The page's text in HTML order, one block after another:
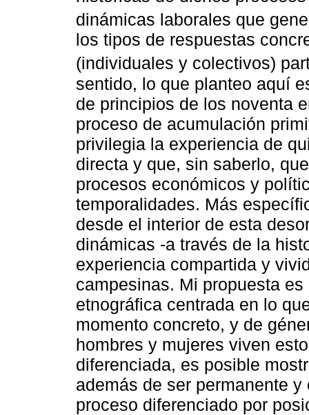
dinámicas laborales que
los tipos de respuestas
(individuales y colectivos)
sentido, lo que planteo aquí
de principios de los noventa
proceso de acumulación
privilegia la experiencia de
directa y que, sin saberlo,
procesos económicos y
temporalidades. Más
desde el interior de esta
dinámicas -a través de la
experiencia compartida y
campesinas. Mi propuesta
etnográfica centrada en lo
momento concreto, y de
hombres y mujeres viven
diferenciada, es posible
además de ser permanente
proceso diferenciado por